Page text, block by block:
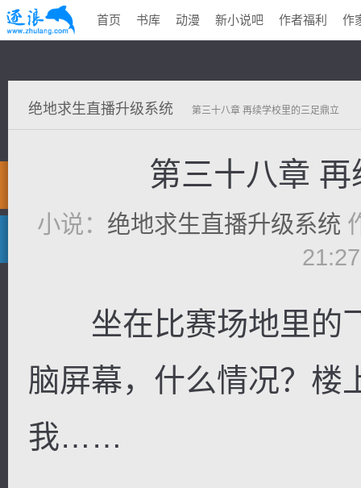
首页 书库 动漫 新小说吧 作者福利 作
绝地求生直播升级系统 第三十八章 再续学校里的三足鼎立
第三十八章
小说： 绝地求生直播升级系统
坐在比赛场地里的
脑屏幕，什么情况？楼
我……